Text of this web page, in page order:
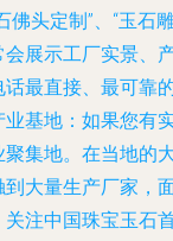
佛头定制”、“玉石
展示工厂实景、
最直接、最可靠
业基地 ：如果您有
集地。在当地的
大量生产厂家，
关注中国珠宝玉石